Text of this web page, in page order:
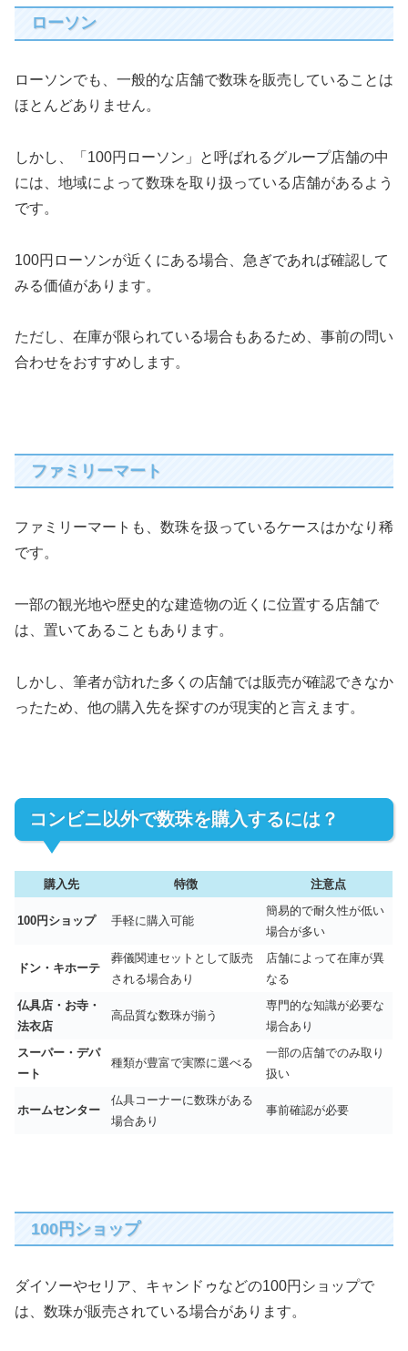
ローソン
ローソンでも、一般的な店舗で数珠を販売していることは
ほとんどありません。
しかし、「100円ローソン」と呼ばれるグループ店舗の中
には、地域によって数珠を取り扱っている店舗があるよう
です。
100円ローソンが近くにある場合、急ぎであれば確認して
みる価値があります。
ただし、在庫が限られている場合もあるため、事前の問い
合わせをおすすめします。
ファミリーマート
ファミリーマートも、数珠を扱っているケースはかなり稀
です。
一部の観光地や歴史的な建造物の近くに位置する店舗で
は、置いてあることもあります。
しかし、筆者が訪れた多くの店舗では販売が確認できなか
ったため、他の購入先を探すのが現実的と言えます。
コンビニ以外で数珠を購入するには？
購入先 特徴 注意点
100円ショップ 手軽に購入可能
簡易的で耐久性が低い
場合が多い
ドン・キホーテ
葬儀関連セットとして販売
される場合あり
店舗によって在庫が異
なる
仏具店・お寺・
法衣店
高品質な数珠が揃う
専門的な知識が必要な
場合あり
スーパー・デパ
ート
種類が豊富で実際に選べる
一部の店舗でのみ取り
扱い
ホームセンター
仏具コーナーに数珠がある
場合あり
事前確認が必要
100円ショップ
ダイソーやセリア、キャンドゥなどの100円ショップで
は、数珠が販売されている場合があります。